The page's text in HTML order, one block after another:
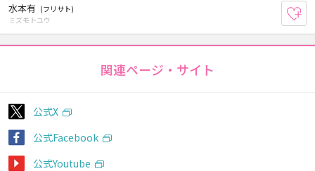
水本有 (フリサト)
ミズモトユウ
関連ページ・サイト
公式X
公式Facebook
公式Youtube